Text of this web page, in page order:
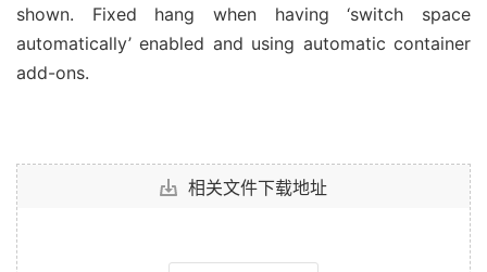
shown. Fixed hang when having ‘switch space
automatically’ enabled and using automatic container
add-ons.
相关文件下载地址